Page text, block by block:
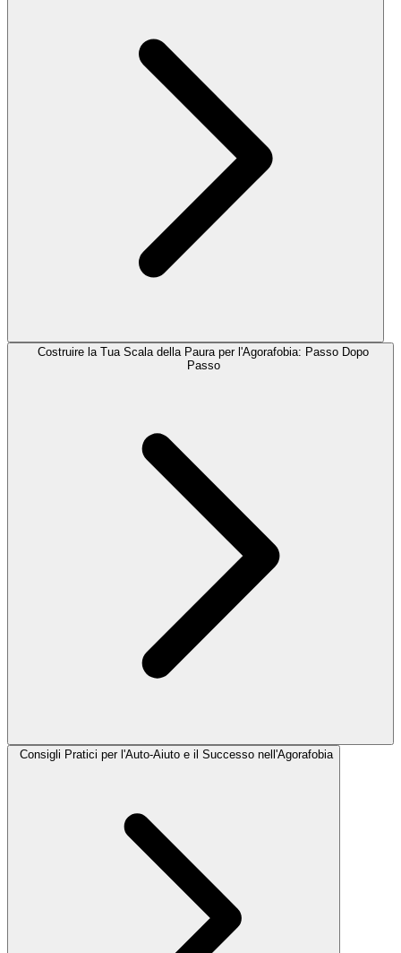
Costruire la Tua Scala della Paura per l'Agorafobia: Passo Dopo
Passo
Consigli Pratici per l'Auto-Aiuto e il Successo nell'Agorafobia